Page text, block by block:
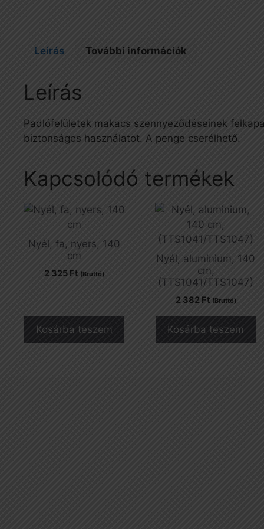
Leírás További információk
Leírás
Padlófelületek makacs szennyeződéseinek
biztonságos használatot. A penge cserélhető.
Kapcsolódó termékek
Nyél, fa, nyers, 140
cm
2 325 Ft (Bruttó)
Kosárba teszem
Nyél, aluminium, 140
cm,
(TTS1041/TTS1047)
2 382 Ft (Bruttó)
Kosárba teszem